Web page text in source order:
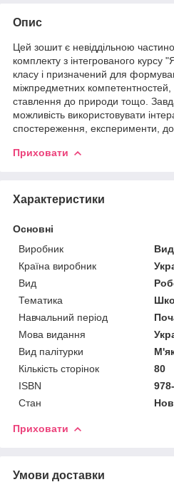
Опис
Цей зошит є невіддільною
комплекту з інтегрованого курсу
класу і призначений для
міжпредметних компетентностей,
ставлення до природи тощо.
можливість використовувати
спостереження, експерименти,
Приховати
Характеристики
Основні
Виробник
Країна виробник
Вид
Тематика
Навчальний період
Мова видання
Вид палітурки
Кількість сторінок
80
ISBN
Стан
Приховати
Умови доставки